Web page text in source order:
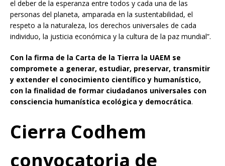
el deber de la esperanza entre todos y cada una de las
personas del planeta, amparada en la sustentabilidad, el
respeto a la naturaleza, los derechos universales de cada
individuo, la justicia económica y la cultura de la paz mundial”.
Con la firma de la Carta de la Tierra la UAEM se
compromete a generar, estudiar, preservar, transmitir
y extender el conocimiento científico y humanístico,
con la finalidad de formar ciudadanos universales con
consciencia humanística ecológica y democrática.
Cierra Codhem
convocatoria de